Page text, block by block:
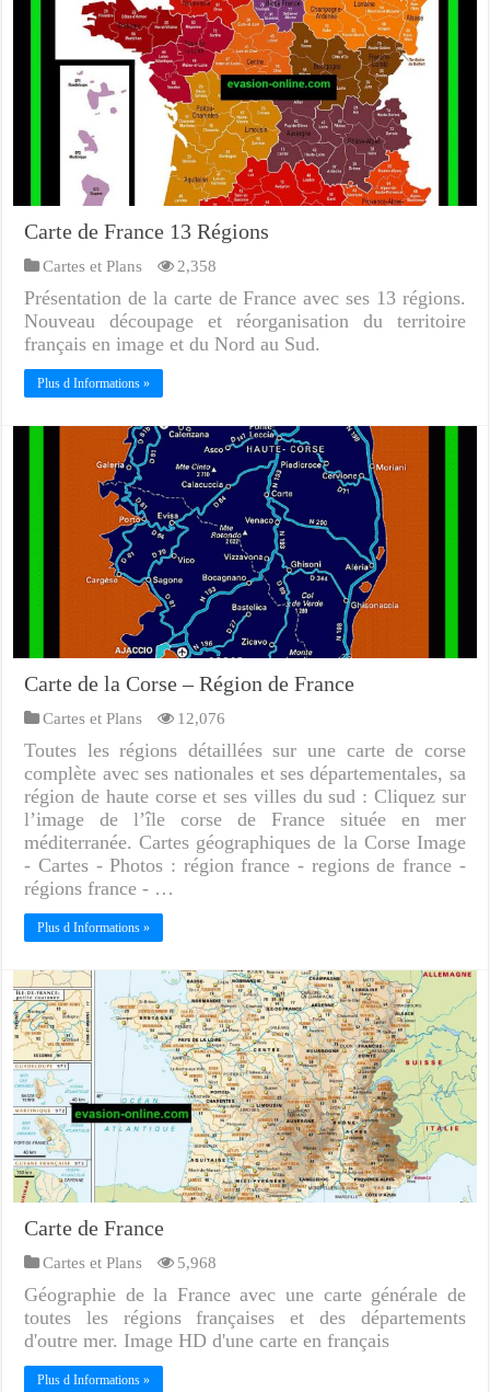
Carte de France 13 Régions
Cartes et Plans 2,358
Présentation de la carte de France avec ses 13 régions.
Nouveau découpage et réorganisation du territoire
français en image et du Nord au Sud.
Plus d Informations »
Carte de la Corse – Région de France
Cartes et Plans 12,076
Toutes les régions détaillées sur une carte de corse
complète avec ses nationales et ses départementales, sa
région de haute corse et ses villes du sud : Cliquez sur
l’image de l’île corse de France située en mer
méditerranée. Cartes géographiques de la Corse Image
- Cartes - Photos : région france - regions de france -
régions france - …
Plus d Informations »
Carte de France
Cartes et Plans 5,968
Géographie de la France avec une carte générale de
toutes les régions françaises et des départements
d'outre mer. Image HD d'une carte en français
Plus d Informations »